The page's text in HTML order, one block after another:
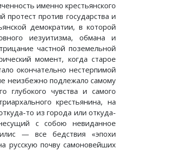
именно крестьянского
протест против государства и
демократии, в которой
иезуитизма, обмана и
частной поземельной
момент, когда старое
окончательно нестерпимой
неизбежно подлежало самому
глубокого чувства и самого
крестьянина, на
то из города или откуда-
с собою невиданное
— все бедствия «эпохи
русскую почву самоновейших